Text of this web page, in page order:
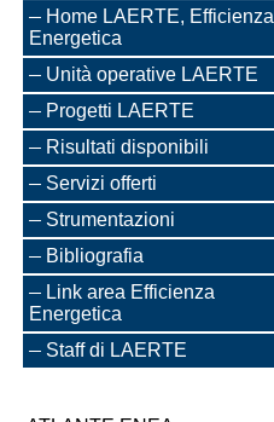
Home LAERTE, Efficienza
Energetica
Unità operative LAERTE
Progetti LAERTE
Risultati disponibili
Servizi offerti
Strumentazioni
Bibliografia
Link area Efficienza
Energetica
Staff di LAERTE